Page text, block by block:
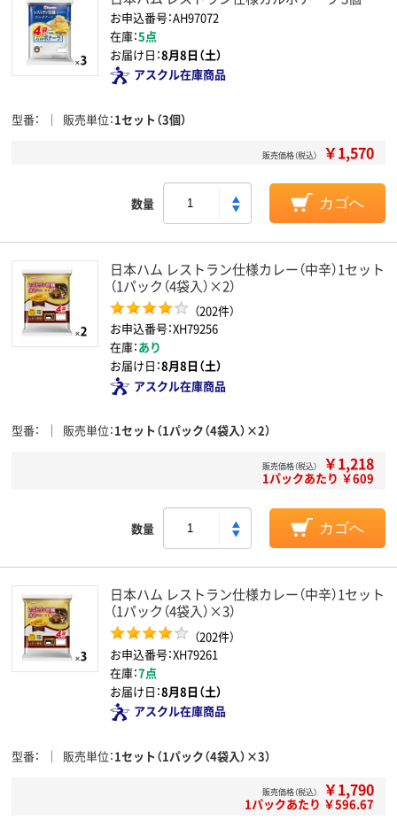
お申込番号：AH97072
在庫：5点
お届け日：8月8日（土）
アスクル在庫商品
型番 販売単位 1セット（3個）
販売価格（税込） ￥1,570
数量 カゴへ
日本ハム レストラン仕様カレー（中辛）1セット
（1パック（4袋入）×2）
（202件）
お申込番号：XH79256
在庫：あり
お届け日：8月8日（土）
アスクル在庫商品
型番 販売単位 1セット（1パック（4袋入）×2）
販売価格（税込） ￥1,218
1パックあたり ￥609
数量 カゴへ
日本ハム レストラン仕様カレー（中辛）1セット
（1パック（4袋入）×3）
（202件）
お申込番号：XH79261
在庫：7点
お届け日：8月8日（土）
アスクル在庫商品
型番 販売単位 1セット（1パック（4袋入）×3）
販売価格（税込） ￥1,790
1パックあたり ￥596.67